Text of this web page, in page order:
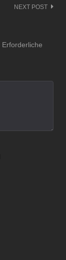
NEXT POST
Erforderliche